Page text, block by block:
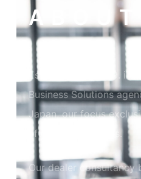
ABOUT
Established in 2019.
Business Solutions
Japan, our focus
after-sales business.
Our dealer consultancy